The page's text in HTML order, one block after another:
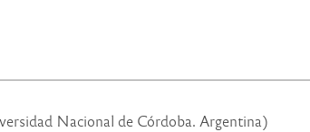
Nacional de Córdoba. Argentina)